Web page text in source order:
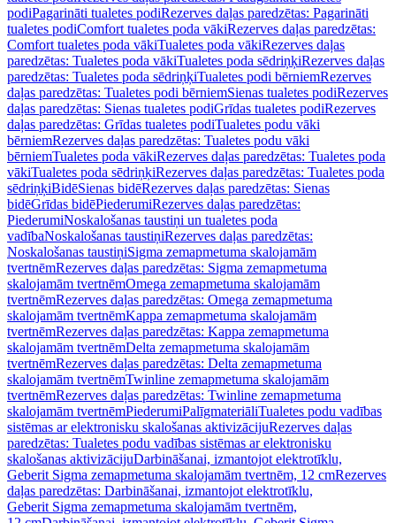
podiPagarināti tualetes podiRezerves daļas paredzētas: Pagarināti
tualetes podiComfort tualetes poda vākiRezerves daļas paredzētas:
Comfort tualetes poda vākiTualetes poda vākiRezerves daļas
paredzētas: Tualetes poda vākiTualetes poda sēdriņķiRezerves daļas
paredzētas: Tualetes poda sēdriņķiTualetes podi bērniemRezerves
daļas paredzētas: Tualetes podi bērniemSienas tualetes podiRezerves
daļas paredzētas: Sienas tualetes podiGrīdas tualetes podiRezerves
daļas paredzētas: Grīdas tualetes podiTualetes podu vāki
bērniemRezerves daļas paredzētas: Tualetes podu vāki
bērniemTualetes poda vākiRezerves daļas paredzētas: Tualetes poda
vākiTualetes poda sēdriņķiRezerves daļas paredzētas: Tualetes poda
sēdriņķiBidēSienas bidēRezerves daļas paredzētas: Sienas
bidēGrīdas bidēPiederumiRezerves daļas paredzētas:
PiederumiNoskalošanas taustiņi un tualetes poda
vadībaNoskalošanas taustiņiRezerves daļas paredzētas:
Noskalošanas taustiņiSigma zemapmetuma skalojamām
tvertnēmRezerves daļas paredzētas: Sigma zemapmetuma
skalojamām tvertnēmOmega zemapmetuma skalojamām
tvertnēmRezerves daļas paredzētas: Omega zemapmetuma
skalojamām tvertnēmKappa zemapmetuma skalojamām
tvertnēmRezerves daļas paredzētas: Kappa zemapmetuma
skalojamām tvertnēmDelta zemapmetuma skalojamām
tvertnēmRezerves daļas paredzētas: Delta zemapmetuma
skalojamām tvertnēmTwinline zemapmetuma skalojamām
tvertnēmRezerves daļas paredzētas: Twinline zemapmetuma
skalojamām tvertnēmPiederumiPalīgmateriāliTualetes podu vadības
sistēmas ar elektronisku skalošanas aktivizācijuRezerves daļas
paredzētas: Tualetes podu vadības sistēmas ar elektronisku
skalošanas aktivizācijuDarbināšanai, izmantojot elektrotīklu,
Geberit Sigma zemapmetuma skalojamām tvertnēm, 12 cmRezerves
daļas paredzētas: Darbināšanai, izmantojot elektrotīklu,
Geberit Sigma zemapmetuma skalojamām tvertnēm,